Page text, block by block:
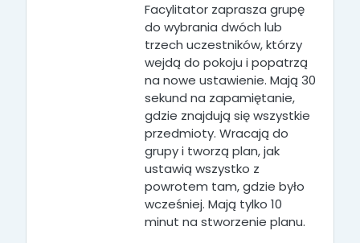
Facylitator zaprasza grupę
do wybrania dwóch lub
trzech uczestników, którzy
wejdą do pokoju i popatrzą
na nowe ustawienie. Mają 30
sekund na zapamiętanie,
gdzie znajdują się wszystkie
przedmioty. Wracają do
grupy i tworzą plan, jak
ustawią wszystko z
powrotem tam, gdzie było
wcześniej. Mają tylko 10
minut na stworzenie planu.